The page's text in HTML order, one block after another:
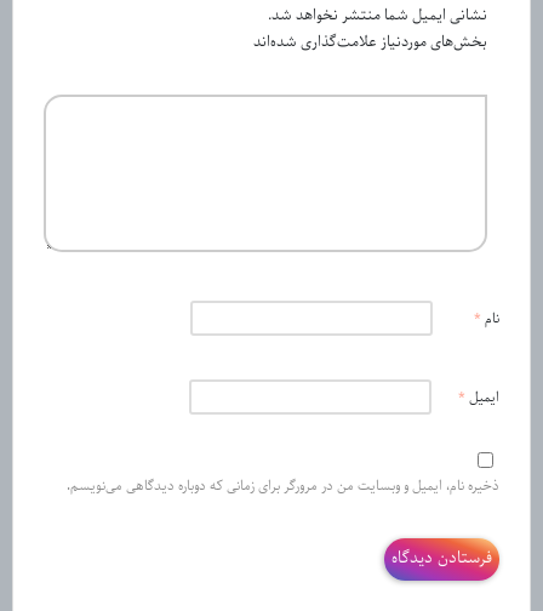
نشانی ایمیل شما منتشر نخواهد شد.
بخش‌های موردنیاز علامت‌گذاری شده‌اند
نام *
ایمیل *
ذخیره نام، ایمیل و وبسایت من در مرورگر برای زمانی که دوباره دیدگاهی می‌نویسم.